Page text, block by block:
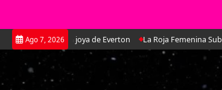
Saltar
al
contenido
Ago 7, 2026
Martínez: La joya de Everton La Roja Femenina